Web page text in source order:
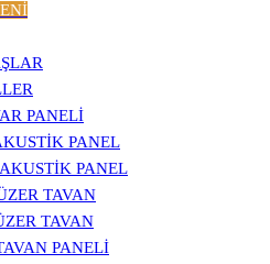
PANELI
PANEL
PANEL
TAVAN
TAVAN
PANELI